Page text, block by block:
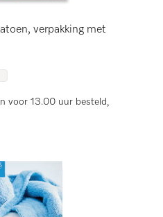
verpakking met
voor 13.00 uur besteld,